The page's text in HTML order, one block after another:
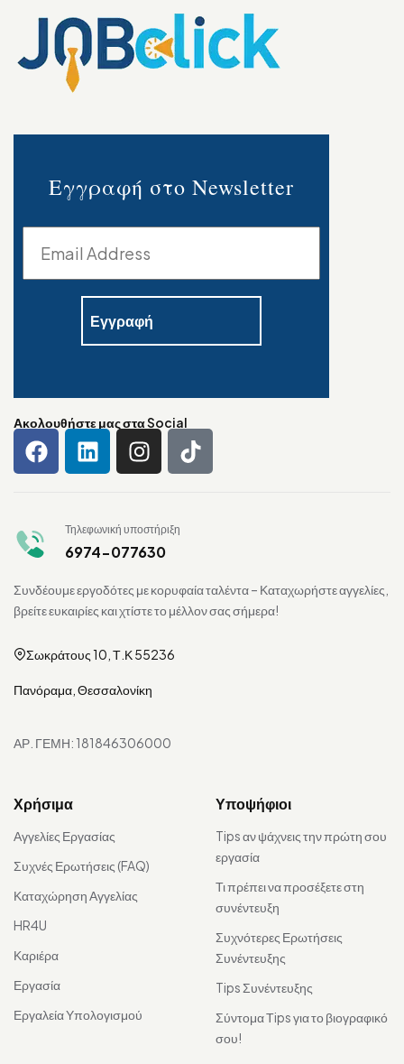
Εγγραφή στο Newsletter
Ακολουθήστε μας στα Social
Τηλεφωνική υποστήριξη
6974-077630
Συνδέουμε εργοδότες με κορυφαία ταλέντα – Καταχωρήστε αγγελίες,
βρείτε ευκαιρίες και χτίστε το μέλλον σας σήμερα!
Σωκράτους 10, Τ.Κ 55236
Πανόραμα, Θεσσαλονίκη
ΑΡ. ΓΕΜΗ: 181846306000
Χρήσιμα
Αγγελίες Εργασίας
Συχνές Ερωτήσεις (FAQ)
Καταχώρηση Αγγελίας
HR4U
Καριέρα
Εργασία
Εργαλεία Υπολογισμού
Υποψήφιοι
Tips αν ψάχνεις την πρώτη σου
εργασία
Τι πρέπει να προσέξετε στη
συνέντευξη
Συχνότερες Ερωτήσεις
Συνέντευξης
Tips Συνέντευξης
Σύντομα Τips για το βιογραφικό
σου!